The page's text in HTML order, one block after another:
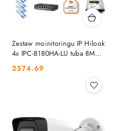
Zestaw moinitoringu IP Hilook
4x IPC-B180HA-LU tuba 8MP
Cena:
2574.69